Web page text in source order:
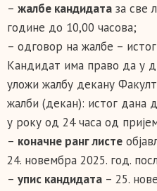
– жалбе кандидата за све
године до 10,00 часова;
– одговор на жалбе –
Кандидат има право да у
уложи жалбу декану
жалби (декан): истог дана
у року од 24 часа од
– коначне ранг листе
24. новембра 2025. год.
– упис кандидата – 25.